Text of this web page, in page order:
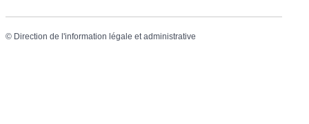
© Direction de l'information légale et administrative